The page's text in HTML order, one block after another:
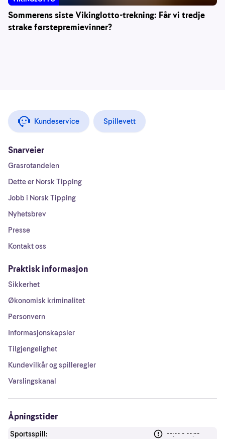
Sommerens siste Vikinglotto-trekning: Får vi tredje
strake førstepremievinner?
Kundeservice Spillevett
Snarveier
Grasrotandelen
Dette er Norsk Tipping
Jobb i Norsk Tipping
Nyhetsbrev
Presse
Kontakt oss
Praktisk informasjon
Sikkerhet
Økonomisk kriminalitet
Personvern
Informasjonskapsler
Tilgjengelighet
Kundevilkår og spilleregler
Varslingskanal
Åpningstider
Sportsspill: --:-- - --:--